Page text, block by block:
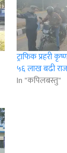
ट्राफिक प्रहरी
५६ लाख बढी
In "कपिलबस्तु"